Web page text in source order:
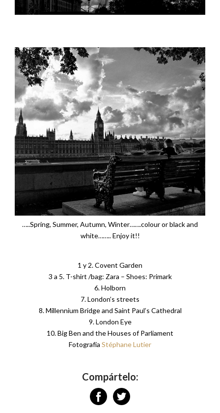
…..Spring, Summer, Autumn, Winter…….colour or black and
white…….. Enjoy it!!
1 y 2. Covent Garden
3 a 5. T-shirt /bag: Zara – Shoes: Primark
6. Holborn
7. London’s streets
8. Millennium Bridge and Saint Paul’s Cathedral
9. London Eye
10. Big Ben and the Houses of Parliament
Fotografía Stéphane Lutier
Compártelo: